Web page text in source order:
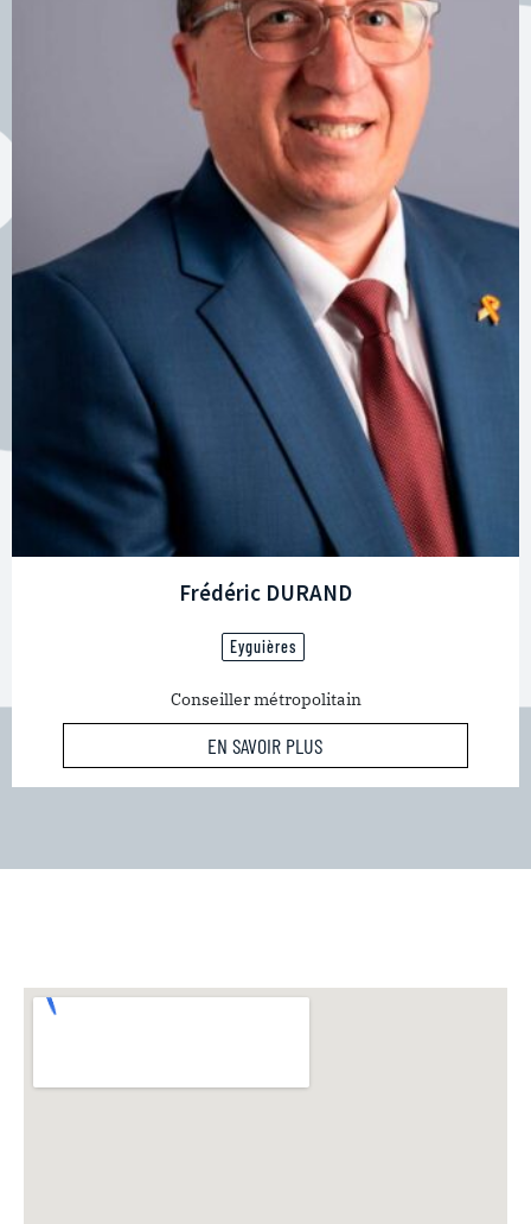
Frédéric DURAND
Eyguières
Conseiller métropolitain
EN SAVOIR PLUS